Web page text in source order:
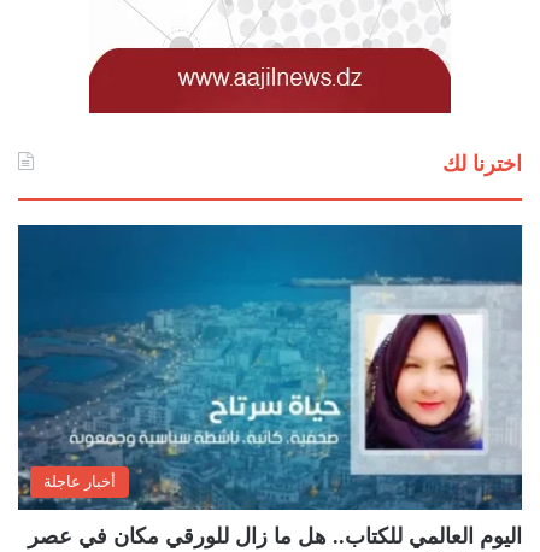
اخترنا لك
أخبار عاجلة
اليوم العالمي للكتاب.. هل ما زال للورقي مكان في عصر